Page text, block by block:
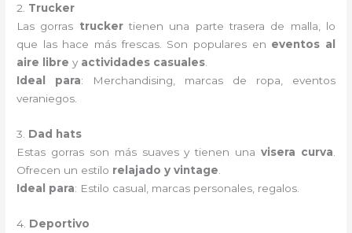
2. Trucker
Las gorras truckertienen una parte trasera de malla, lo
que las hace más frescas. Son populares en eventos al
aire libre y actividades casuales
Ideal para: Merchandising, marcas de ropa, eventos
veraniegos.
3. Dad hats
Estas gorras son más suaves y tienen unavisera curva
Ofrecen un estilo relajado y vintage
Ideal para: Estilo casual, marcas personales, regalos.
4. Deportivo